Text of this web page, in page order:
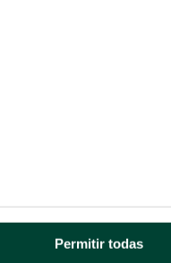
Permitir todas
Starling
con el principio de
ventricular sistólico se
, sin embargo, esta
incrementos posteriores